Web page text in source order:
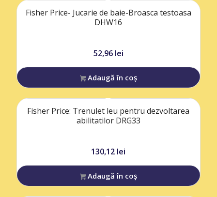
Fisher Price- Jucarie de baie-Broasca testoasa
DHW16
52,96 lei
Adaugă în coș
Fisher Price: Trenulet leu pentru dezvoltarea
abilitatilor DRG33
130,12 lei
Adaugă în coș